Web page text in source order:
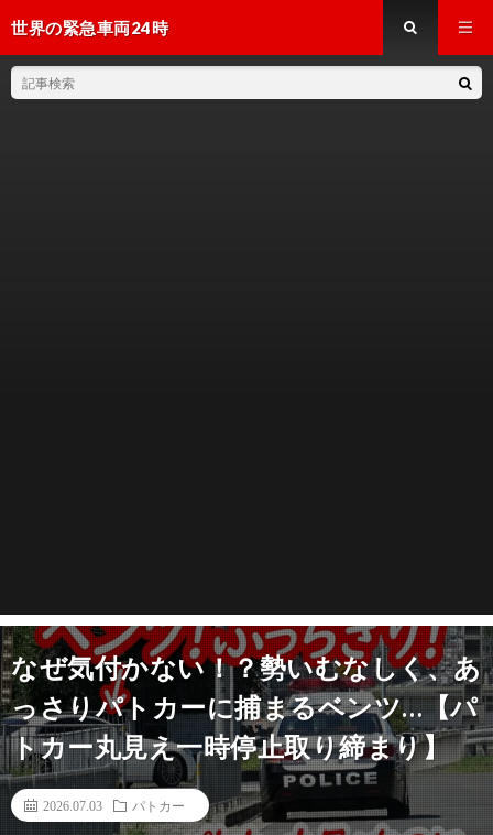
世界の緊急車両24時
なぜ気付かない！？勢いむなしく、あ
っさりパトカーに捕まるベンツ…【パ
トカー丸見え一時停止取り締まり】
2026.07.03 パトカー